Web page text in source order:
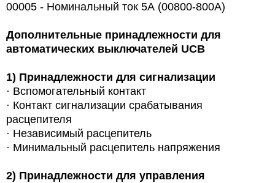
00005 - Номинальный ток 5А (00800-800A)
Дополнительные принадлежности для
автоматических выключателей UCB
1) Принадлежности для сигнализации
· Вспомогательный контакт
· Контакт сигнализации срабатывания
расцепителя
· Независимый расцепитель
· Минимальный расцепитель напряжения
2) Принадлежности для управления